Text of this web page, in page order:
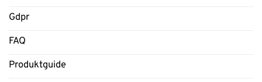
Gdpr
FAQ
Produktguide